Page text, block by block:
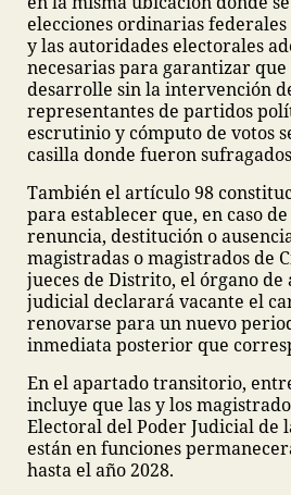
elecciones ordinarias federales
y las autoridades electorales
necesarias para garantizar que
desarrolle sin la intervención
representantes de partidos
escrutinio y cómputo de votos
casilla donde fueron
También el artículo 98
para establecer que, en caso
renuncia, destitución o
magistradas o magistrados de
jueces de Distrito, el órgano
judicial declarará vacante el
renovarse para un nuevo
inmediata posterior que
En el apartado transitorio,
incluye que las y los
Electoral del Poder Judicial de
están en funciones
hasta el año 2028.